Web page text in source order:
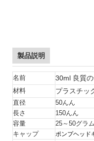
製品説明
名前 30ml 良質
材料 プラスチッ
直径
50んん
長さ
150んん
容量
25～50グラム
キャップ
ポンプヘッド